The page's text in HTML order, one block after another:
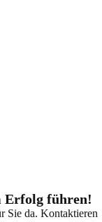
Erfolg führen!
Sie da. Kontaktieren